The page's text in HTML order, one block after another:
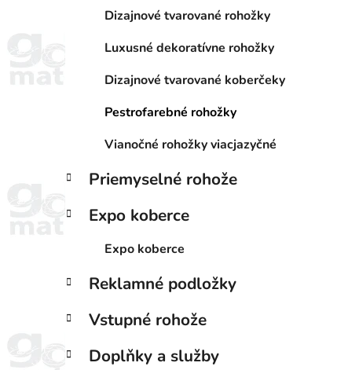
Dizajnové tvarované rohožky
Luxusné dekoratívne rohožky
Dizajnové tvarované koberčeky
Pestrofarebné rohožky
Vianočné rohožky viacjazyčné
Priemyselné rohože
Expo koberce
Expo koberce
Reklamné podložky
Vstupné rohože
Doplňky a služby